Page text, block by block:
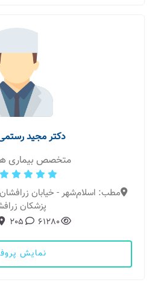
دکتر مجید
متخصص بیماری
پزشکان
61280
205
نمایش